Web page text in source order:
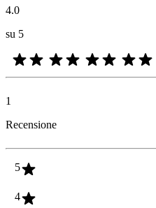
4.0
su 5
1
Recensione
5
4